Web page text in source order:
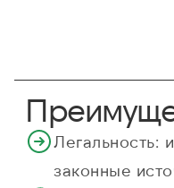
Легальность:
законные